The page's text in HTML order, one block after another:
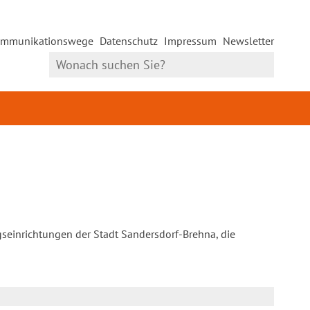
Datenschutz Impressum Newsletter
der Stadt Sandersdorf-Brehna, die